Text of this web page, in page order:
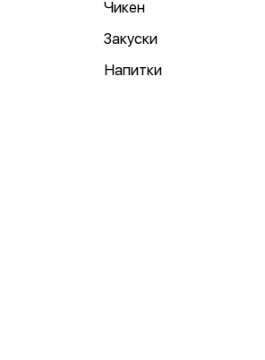
Чикен
Закуски
Напитки